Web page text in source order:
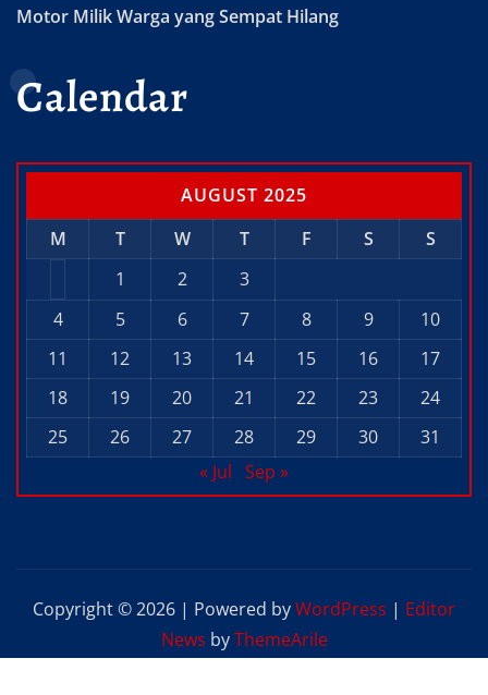
Motor Milik Warga yang Sempat Hilang
Calendar
AUGUST 2025
M
T W T F S
S
1
2
3
4
5 6 7 8 9
10
11
12 13 14 15 16
17
18
19 20 21 22 23
24
25
26 27 28 29 30
31
« Jul Sep »
Copyright © 2026 | Powered byWordPress | Editor
News byThemeArile